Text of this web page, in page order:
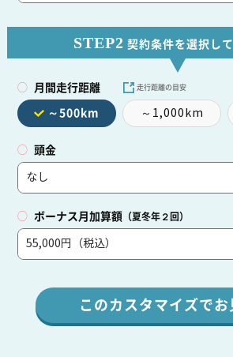
STEP2 契約条件を選択し
月間走行距離 走行距離の目安
～500km ～1,000km
頭金
ボーナス月加算額 （夏冬年２回）
このカスタマイズでお